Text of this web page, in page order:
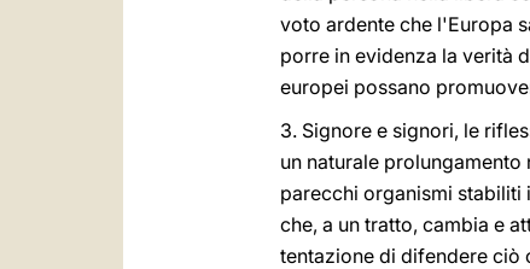
voto ardente che l'Europa
porre in evidenza la verità
europei possano
3. Signore e signori, le
un naturale
parecchi organismi stabiliti
che, a un tratto, cambia e
tentazione di difendere ciò